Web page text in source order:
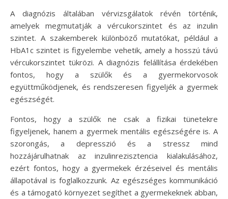
A diagnózis általában vérvizsgálatok révén történik,
amelyek megmutatják a vércukorszintet és az inzulin
szintet. A szakemberek különböző mutatókat, például a
HbA1c szintet is figyelembe vehetik, amely a hosszú távú
vércukorszintet tükrözi. A diagnózis felállítása érdekében
fontos, hogy a szülők és a gyermekorvosok
együttműködjenek, és rendszeresen figyeljék a gyermek
egészségét.
Fontos, hogy a szülők ne csak a fizikai tünetekre
figyeljenek, hanem a gyermek mentális egészségére is. A
szorongás, a depresszió és a stressz mind
hozzájárulhatnak az inzulinrezisztencia kialakulásához,
ezért fontos, hogy a gyermekek érzéseivel és mentális
állapotával is foglalkozzunk. Az egészséges kommunikáció
és a támogató környezet segíthet a gyermekeknek abban,